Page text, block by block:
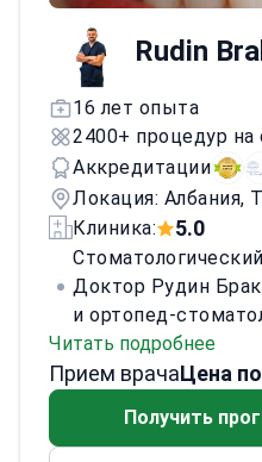
Rudin
16 лет опыта
2400+ процедур на
Аккредитации
Локация: Албания,
Клиника:
5.0
Доктор Рудин
и ортопед-
шестилетним
практике и
ортопедической
Читать подробнее
Прием врачаЦена
Получить